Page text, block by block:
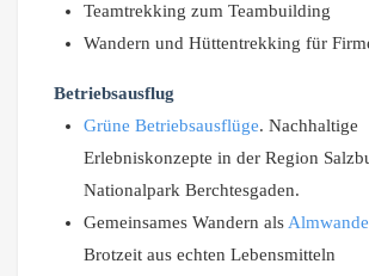
Teamtrekking zum Teambuilding
Wandern und Hüttentrekking für
Betriebsausflug
Grüne Betriebsausflüge. Nachhaltige
Erlebniskonzepte in der Region
Nationalpark Berchtesgaden.
Gemeinsames Wandern als
Brotzeit aus echten Lebensmitteln